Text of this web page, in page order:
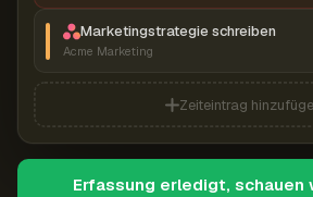
Marketingstrategie schreiben
Acme Marketing
Zeiteintrag
Erfassung erledigt, schauen